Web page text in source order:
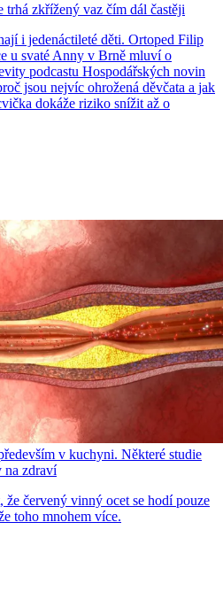
trhá zkřížený vaz čím dál častěji
i jedenáctileté děti. Ortoped Filip
u svaté Anny v Brně mluví o
podcastu Hospodářských novin
jsou nejvíc ohrožená děvčata a jak
dokáže riziko snížit až o
v kuchyni. Některé studie
na zdraví
že červený vinný ocet se hodí pouze
toho mnohem více.